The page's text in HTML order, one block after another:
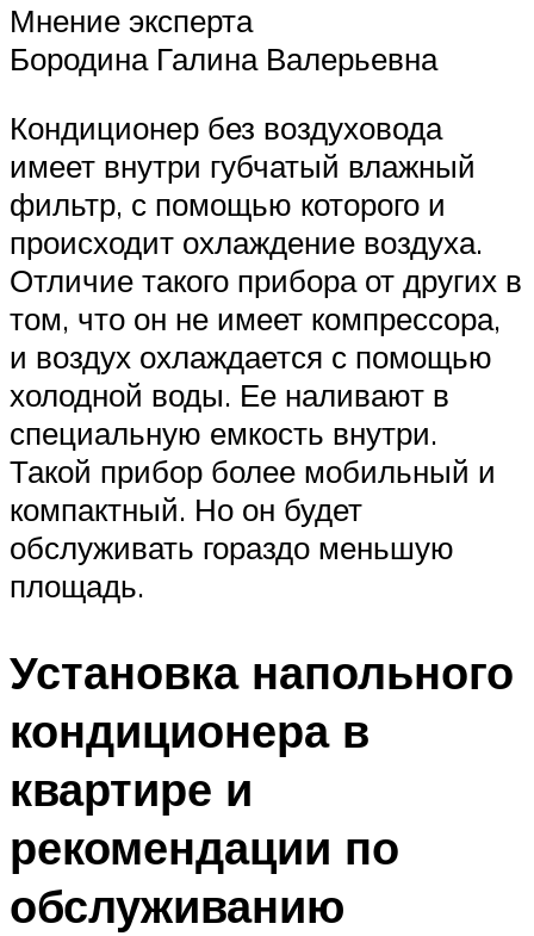
Мнение эксперта
Бородина Галина Валерьевна
Кондиционер без воздуховода
имеет внутри губчатый влажный
фильтр, с помощью которого и
происходит охлаждение воздуха.
Отличие такого прибора от других в
том, что он не имеет компрессора,
и воздух охлаждается с помощью
холодной воды. Ее наливают в
специальную емкость внутри.
Такой прибор более мобильный и
компактный. Но он будет
обслуживать гораздо меньшую
площадь.
Установка напольного
кондиционера в
квартире и
рекомендации по
обслуживанию